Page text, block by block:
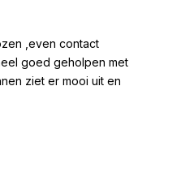
,even contact
goed geholpen met
ziet er mooi uit en